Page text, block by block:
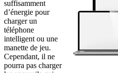
suffisamment
d’énergie pour
charger un
téléphone
intelligent ou une
manette de jeu.
Cependant, il ne
pourra pas charger